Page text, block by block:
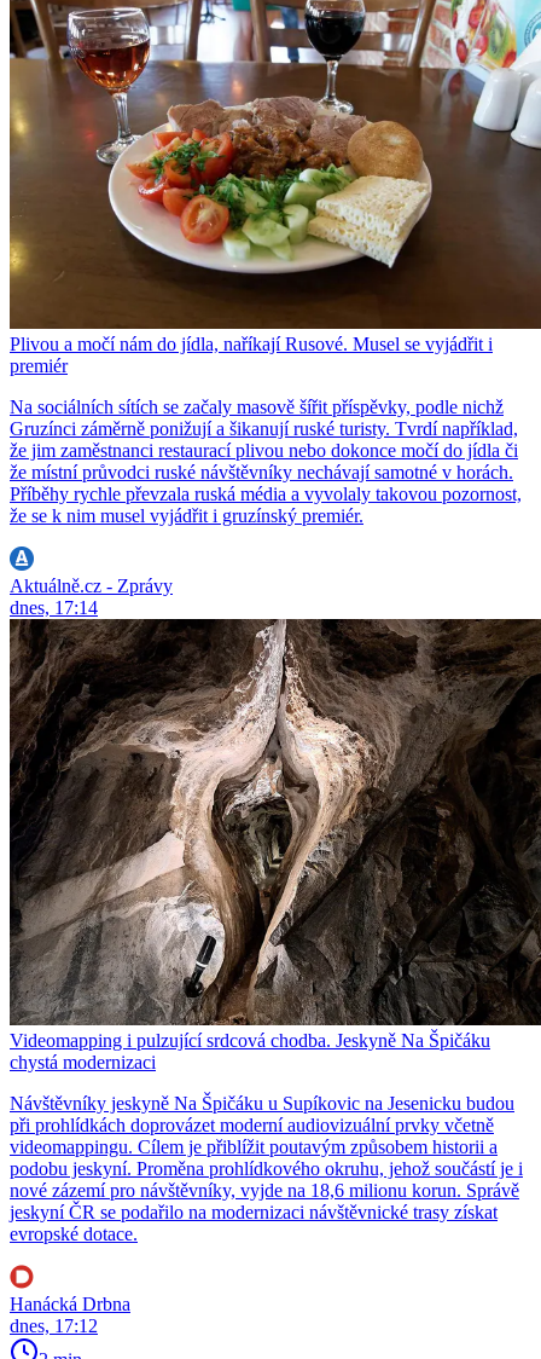
Plivou a močí nám do jídla, naříkají Rusové. Musel se vyjádřit i
premiér
Na sociálních sítích se začaly masově šířit příspěvky, podle nichž
Gruzínci záměrně ponižují a šikanují ruské turisty. Tvrdí například,
že jim zaměstnanci restaurací plivou nebo dokonce močí do jídla či
že místní průvodci ruské návštěvníky nechávají samotné v horách.
Příběhy rychle převzala ruská média a vyvolaly takovou pozornost,
že se k nim musel vyjádřit i gruzínský premiér.
Aktuálně.cz - Zprávy
dnes, 17:14
Videomapping i pulzující srdcová chodba. Jeskyně Na Špičáku
chystá modernizaci
Návštěvníky jeskyně Na Špičáku u Supíkovic na Jesenicku budou
při prohlídkách doprovázet moderní audiovizuální prvky včetně
videomappingu. Cílem je přiblížit poutavým způsobem historii a
podobu jeskyní. Proměna prohlídkového okruhu, jehož součástí je i
nové zázemí pro návštěvníky, vyjde na 18,6 milionu korun. Správě
jeskyní ČR se podařilo na modernizaci návštěvnické trasy získat
evropské dotace.
Hanácká Drbna
dnes, 17:12